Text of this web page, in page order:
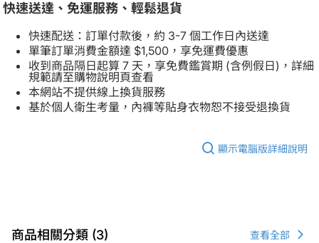
快速送達、免運服務、輕鬆退貨
快速配送：訂單付款後，約 3-7 個工作日內送達
單筆訂單消費金額達 $1,500，享免運費優惠
收到商品隔日起算 7 天，享免費鑑賞期 (含例假日)，詳細
規範請至購物說明頁查看
本網站不提供線上換貨服務
基於個人衛生考量，內褲等貼身衣物恕不接受退換貨
顯示電腦版詳細說明
商品相關分類 (3) 查看全部